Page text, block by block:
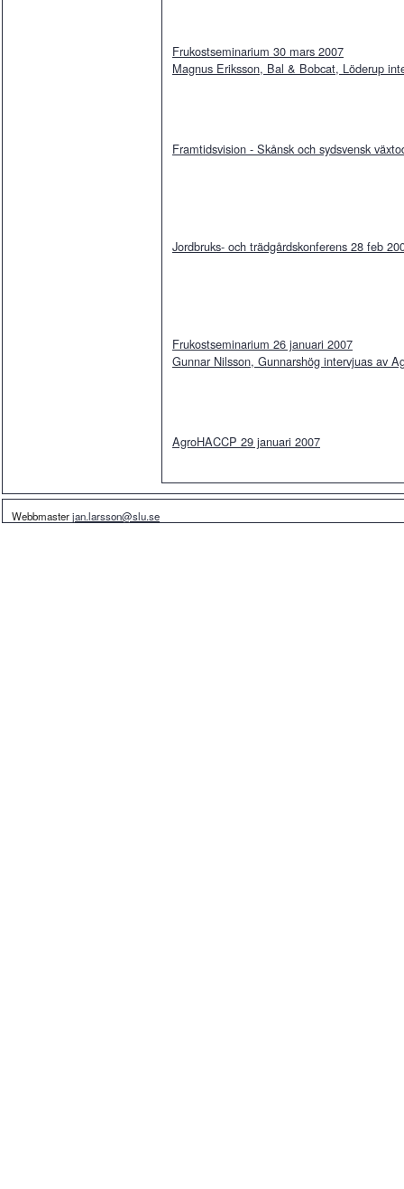
Frukostseminarium 30 mars 2007
Magnus Eriksson, Bal & Bobcat, Löderup
Framtidsvision - Skånsk och sydsvensk
Jordbruks- och trädgårdskonferens 28 feb
Frukostseminarium 26 januari 2007
Gunnar Nilsson, Gunnarshög intervjuas av
AgroHACCP 29 januari 2007
Webbmasterjan.larsson@slu.se